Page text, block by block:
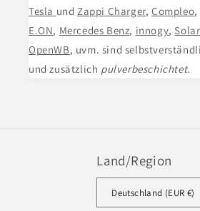
Tesla undZappi Charger,Compleo,
E.ON, Mercedes Benz, innogy,
OpenWB, uvm. sind
und zusätzlich pulverbeschichtet.
Land/Region
Deutschland (EUR €)